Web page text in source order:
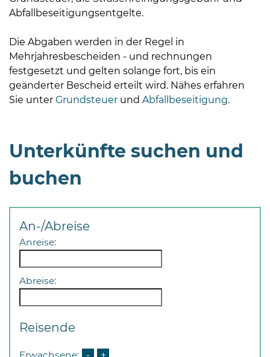
24576 Bad
04192-
506-
zentrale@badbramstedt.de
Mo,
08
Do
Abfallbeseitigungsentgelte.
Die Abgaben werden in der Regel in
Mehrjahresbescheiden - und rechnungen
festgesetzt und gelten solange fort, bis ein
geänderter Bescheid erteilt wird. Nähes erfahren
Sie unter Grundsteuer und Abfallbeseitigung.
Unterkünfte suchen und
buchen
An-/Abreise
Anreise:
Abreise:
Reisende
Erwachsene: - +